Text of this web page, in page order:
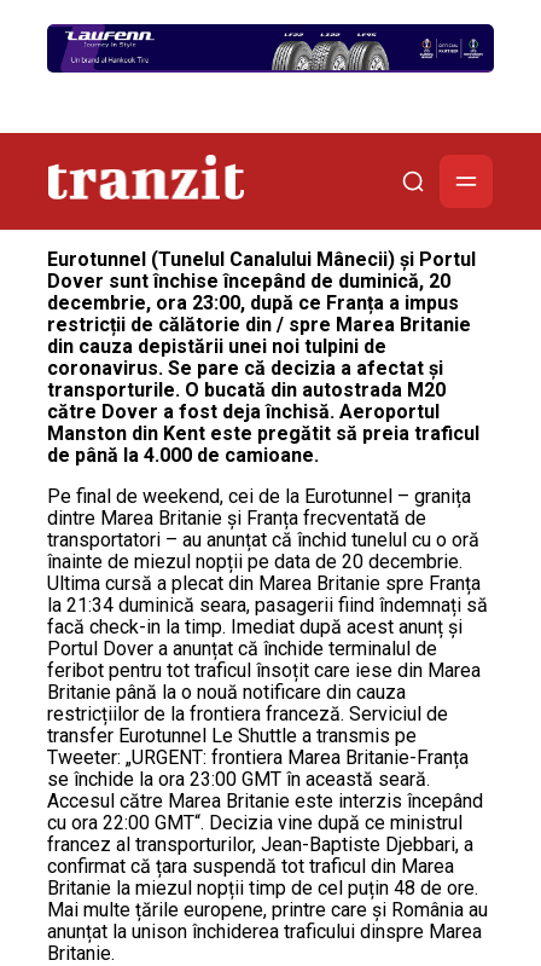
Eurotunnel (Tunelul Canalului Mânecii) și Portul
Dover sunt închise începând de duminică, 20
decembrie, ora 23:00, după ce Franța a impus
restricții de călătorie din / spre Marea Britanie
din cauza depistării unei noi tulpini de
coronavirus. Se pare că decizia a afectat și
transporturile. O bucată din autostrada M20
către Dover a fost deja închisă. Aeroportul
Manston din Kent este pregătit să preia traficul
de până la 4.000 de camioane.
Pe final de weekend, cei de la Eurotunnel – granița
dintre Marea Britanie și Franța frecventată de
transportatori – au anunțat că închid tunelul cu o oră
înainte de miezul nopții pe data de 20 decembrie.
Ultima cursă a plecat din Marea Britanie spre Franța
la 21:34 duminică seara, pasagerii fiind îndemnați să
facă check-in la timp. Imediat după acest anunț și
Portul Dover a anunțat că închide terminalul de
feribot pentru tot traficul însoțit care iese din Marea
Britanie până la o nouă notificare din cauza
restricțiilor de la frontiera franceză. Serviciul de
transfer Eurotunnel Le Shuttle a transmis pe
Tweeter: „URGENT: frontiera Marea Britanie-Franța
se închide la ora 23:00 GMT în această seară.
Accesul către Marea Britanie este interzis începând
cu ora 22:00 GMT“. Decizia vine după ce ministrul
francez al transporturilor, Jean-Baptiste Djebbari, a
confirmat că țara suspendă tot traficul din Marea
Britanie la miezul nopții timp de cel puțin 48 de ore.
Mai multe țările europene, printre care și România au
anunțat la unison închiderea traficului dinspre Marea
Britanie.